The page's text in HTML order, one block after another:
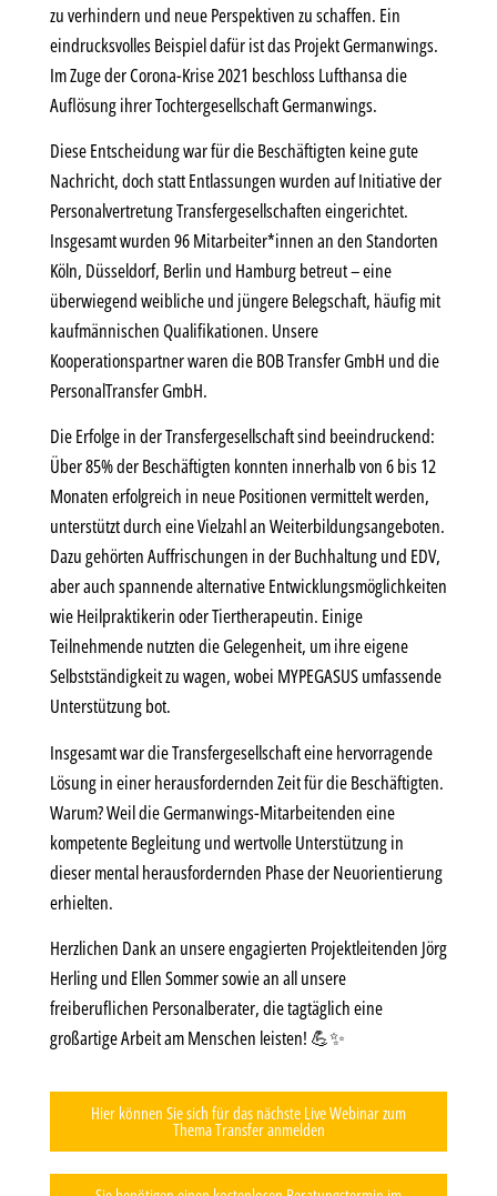
zu verhindern und neue Perspektiven zu schaffen. Ein
eindrucksvolles Beispiel dafür ist das Projekt Germanwings.
Im Zuge der Corona-Krise 2021 beschloss Lufthansa die
Auflösung ihrer Tochtergesellschaft Germanwings.
Diese Entscheidung war für die Beschäftigten keine gute
Nachricht, doch statt Entlassungen wurden auf Initiative der
Personalvertretung Transfergesellschaften eingerichtet.
Insgesamt wurden 96 Mitarbeiter*innen an den Standorten
Köln, Düsseldorf, Berlin und Hamburg betreut – eine
überwiegend weibliche und jüngere Belegschaft, häufig mit
kaufmännischen Qualifikationen. Unsere
Kooperationspartner waren die BOB Transfer GmbH und die
PersonalTransfer GmbH.
Die Erfolge in der Transfergesellschaft sind beeindruckend:
Über 85% der Beschäftigten konnten innerhalb von 6 bis 12
Monaten erfolgreich in neue Positionen vermittelt werden,
unterstützt durch eine Vielzahl an Weiterbildungsangeboten.
Dazu gehörten Auffrischungen in der Buchhaltung und EDV,
aber auch spannende alternative Entwicklungsmöglichkeiten
wie Heilpraktikerin oder Tiertherapeutin. Einige
Teilnehmende nutzten die Gelegenheit, um ihre eigene
Selbstständigkeit zu wagen, wobei MYPEGASUS umfassende
Unterstützung bot.
Insgesamt war die Transfergesellschaft eine hervorragende
Lösung in einer herausfordernden Zeit für die Beschäftigten.
Warum? Weil die Germanwings-Mitarbeitenden eine
kompetente Begleitung und wertvolle Unterstützung in
dieser mental herausfordernden Phase der Neuorientierung
erhielten.
Herzlichen Dank an unsere engagierten Projektleitenden Jörg
Herling und Ellen Sommer sowie an all unsere
freiberuflichen Personalberater, die tagtäglich eine
großartige Arbeit am Menschen leisten! 💪✨
Hier können Sie sich für das nächste Live Webinar zum
Thema Transfer anmelden